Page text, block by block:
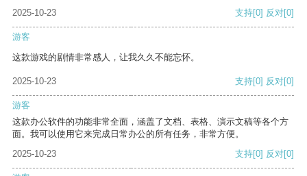
2025-10-23 支持[0] 反对[0]
游客
这款游戏的剧情非常感人，让我久久不能忘怀。
2025-10-23 支持[0] 反对[0]
游客
这款办公软件的功能非常全面，涵盖了文档、表格、演示文稿等各个方
面。我可以使用它来完成日常办公的所有任务，非常方便。
2025-10-23
支持[0] 反对[0]